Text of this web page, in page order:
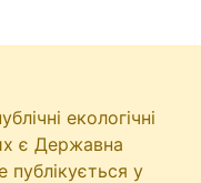
екологічні
є Державна
публікується у